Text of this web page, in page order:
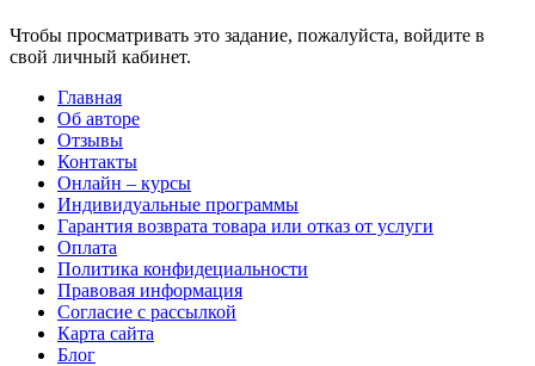
Чтобы просматривать это задание, пожалуйста, войдите в
свой личный кабинет.
Главная
Об авторе
Отзывы
Контакты
Онлайн – курсы
Индивидуальные программы
Гарантия возврата товара или отказ от услуги
Оплата
Политика конфидециальности
Правовая информация
Согласие с рассылкой
Карта сайта
Блог